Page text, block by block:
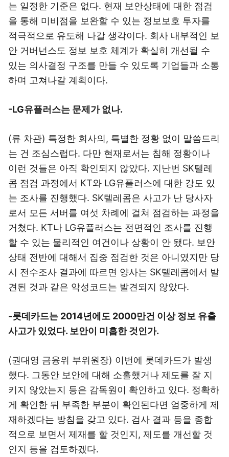
는 일정한 기준은 없다. 현재 보안상태에 대한 점검
을 통해 미비점을 보완할 수 있는 정보보호 투자를
적극적으로 유도해 나갈 생각이다. 회사 내부적인 보
안 거버넌스도 정보 보호 체계가 확실히 개선될 수
있는 의사결정 구조를 만들 수 있도록 기업들과 소통
하며 고쳐나갈 계획이다.
-LG유플러스는 문제가 없나.
(류 차관) 특정한 회사의, 특별한 정황 없이 말씀드리
는 건 조심스럽다. 다만 현재로서는 침해 정황이나
이런 것들은 아직 확인되지 않았다. 지난번 SK텔레
콤 점검 과정에서 KT와 LG유플러스에 대한 강도 있
는 조사를 진행했다. SK텔레콤은 사고가 난 당사자
로서 모든 서버를 여섯 차례에 걸쳐 점검하는 과정을
거쳤다. KT나 LG유플러스는 전면적인 조사를 진행
할 수 있는 물리적인 여건이나 상황이 안 됐다. 보안
상태 전반에 대해서 집중 점검한 것은 아니였지만 당
시 전수조사 결과에 따르면 양사는 SK텔레콤에서 발
견된 것과 같은 악성코드는 발견되지 않았다.
-롯데카드는 2014년에도 2000만건 이상 정보 유출
사고가 있었다. 보안이 미흡한 것인가.
(권대영 금융위 부위원장) 이번에 롯데카드가 발생
했다. 그동안 보안에 대해 소홀했거나 제도를 잘 지
키지 않았는지 등은 감독원이 확인하고 있다. 정확하
게 확인한 뒤 부족한 부분이 확인된다면 엄중하게 제
재하겠다는 방침을 갖고 있다. 검사 결과 등을 종합
적으로 보면서 제재를 할 것인지, 제도를 개선할 것
인지 등을 검토하겠다.